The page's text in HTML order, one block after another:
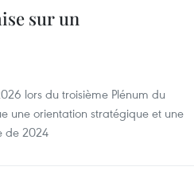
sur un
lors du troisième Plénum du
une orientation stratégique et une
de 2024